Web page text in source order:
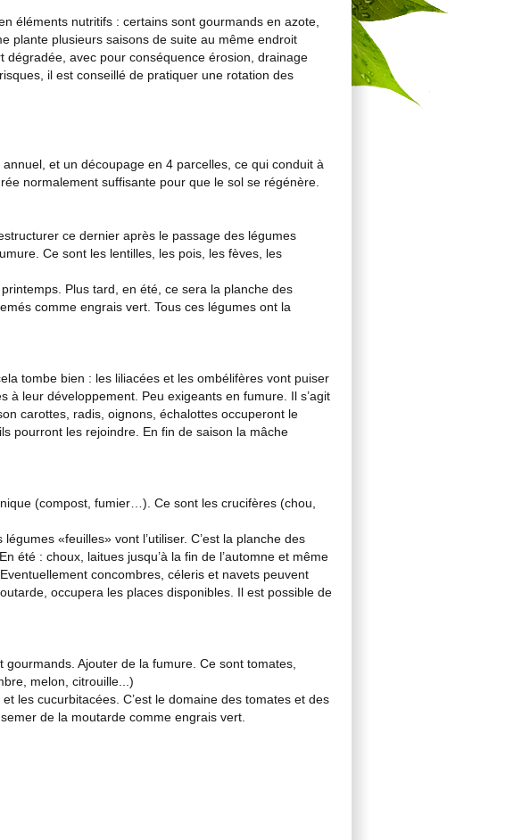
éléments nutritifs : certains sont gourmands en azote,
plante plusieurs saisons de suite au même endroit
avec pour conséquence érosion, drainage
il est conseillé de pratiquer une rotation des
et un découpage en 4 parcelles, ce qui conduit à
normalement suffisante pour que le sol se régénère.
ce dernier après le passage des légumes
Ce sont les lentilles, les pois, les fèves, les
Plus tard, en été, ce sera la planche des
comme engrais vert. Tous ces légumes ont la
tombe bien : les liliacées et les ombélifères vont puiser
leur développement. Peu exigeants en fumure. Il s’agit
carottes, radis, oignons, échalottes occuperont le
pourront les rejoindre. En fin de saison la mâche
(compost, fumier…). Ce sont les crucifères (chou,
«feuilles» vont l’utiliser. C’est la planche des
été : choux, laitues jusqu’à la fin de l’automne et même
concombres, céleris et navets peuvent
occupera les places disponibles. Il est possible de
Ajouter de la fumure. Ce sont tomates,
melon, citrouille...)
les cucurbitacées. C’est le domaine des tomates et des
de la moutarde comme engrais vert.